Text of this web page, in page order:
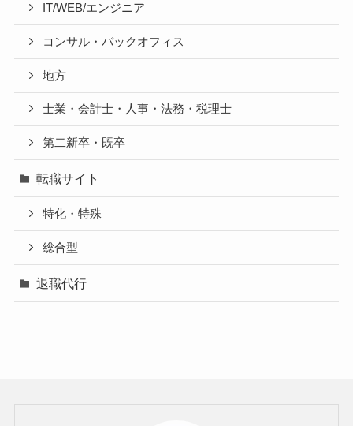
IT/WEB/エンジニア
コンサル・バックオフィス
地方
士業・会計士・人事・法務・税理士
第二新卒・既卒
転職サイト
特化・特殊
総合型
退職代行